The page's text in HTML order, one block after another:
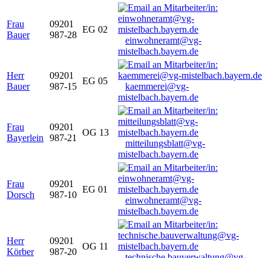
Frau
Bauer
09201
987-28
EG 02
einwohneramt@vg-
mistelbach.bayern.de
Herr
Bauer
09201
987-15
EG 05
kaemmerei@vg-
mistelbach.bayern.de
Frau
Bayerlein
09201
987-21
OG 13
mitteilungsblatt@vg-
mistelbach.bayern.de
Frau
Dorsch
09201
987-10
EG 01
einwohneramt@vg-
mistelbach.bayern.de
Herr
Körber
09201
987-20
OG 11